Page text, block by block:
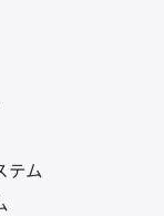
テム